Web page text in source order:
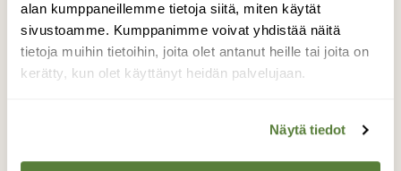
alan kumppaneillemme tietoja siitä, miten käytät
sivustoamme. Kumppanimme voivat yhdistää näitä
tietoja muihin tietoihin, joita olet antanut heille tai joita on
kerätty, kun olet käyttänyt heidän palvelujaan.
Näytä tiedot
Kurjet kasaantuvat pelloille, saaden ravintoa
puinti jäämistä. Rannoilta, tässä
tapauksessa merenkurkun alueella, tulevat
yöpymispaikoilta ruokailemaan, jo ennen
Valokuvaaja: Tapio Keinonen, Söderfjärden Vaasa